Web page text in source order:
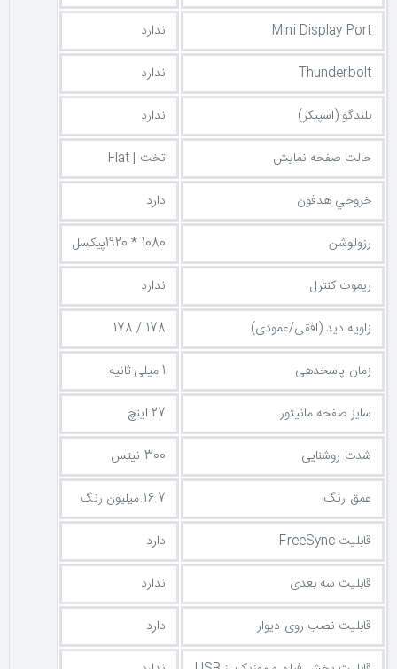
Mini Display Port
ندارد
Thunderbolt
ندارد
بلندگو (اسپیکر)
ندارد
حالت صفحه نمایش
تخت | Flat
خروجي هدفون
دارد
رزولوشن
1080 * 1920پیکسل
ریموت کنترل
ندارد
زاویه دید (افقی/عمودی)
178 / 178
زمان پاسخدهی
1 میلی ثانیه
سایز صفحه مانیتور
27 اینچ
شدت روشنایی
300 نیتس
عمق رنگ
16.7 میلیون رنگ
قابلیت FreeSync
دارد
قابلیت سه بعدی
ندارد
قابلیت نصب روی دیوار
دارد